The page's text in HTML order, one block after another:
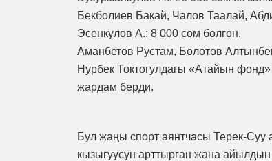
Бекболиев Бакай, Чалов Таалай,
Эсенкулов А.: 8 000 сом бөлгөн.
Аманбетов Рустам, Болотов
Нурбек Токтогулдагы «Атайын
жардам берди.
Бул жаңы спорт аянтчасы Терек-
кызыгуусун арттырган жана